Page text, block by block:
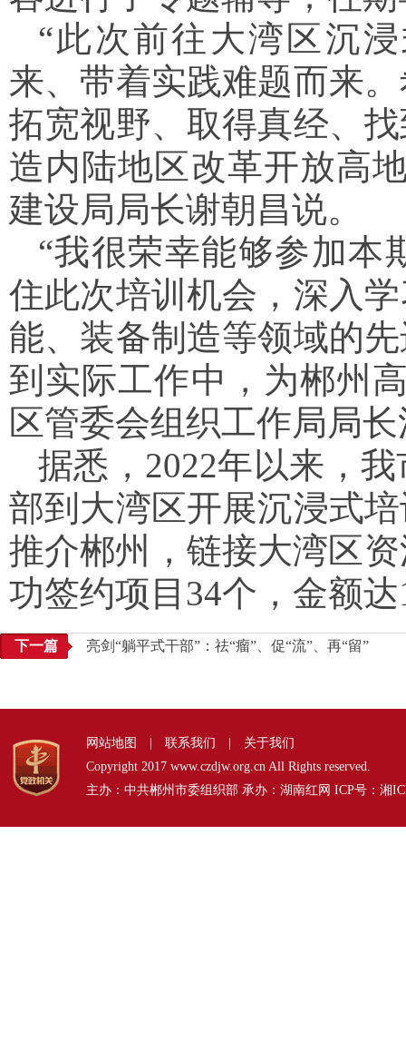
“此次前往大湾区沉
来、带着实践难题而来
拓宽视野、取得真经、
造内陆地区改革开放高
建设局局长谢朝昌说。
“我很荣幸能够参加本
住此次培训机会，深入
能、装备制造等领域的
到实际工作中，为郴州
区管委会组织工作局局
据悉，2022年以来，
部到大湾区开展沉浸式
推介郴州，链接大湾区
功签约项目34个，金额
下一篇 亮剑“躺平式干部”：祛“瘤”、促“流”、再“留”
网站地图 联系我们
关于我们
Copyright 2017 www.czdjw.org.cn All Rights reserved.
主办：中共郴州市委组织部 承办：湖南红网 ICP号： 湘